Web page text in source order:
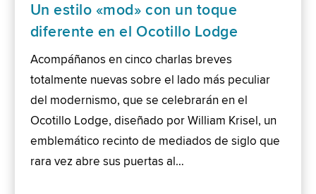
Un estilo «mod» con un toque
diferente en el Ocotillo Lodge
Acompáñanos en cinco charlas breves
totalmente nuevas sobre el lado más peculiar
del modernismo, que se celebrarán en el
Ocotillo Lodge, diseñado por William Krisel, un
emblemático recinto de mediados de siglo que
rara vez abre sus puertas al…